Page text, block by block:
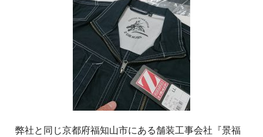
弊社と同じ京都府福知山市にある舗装工事会社『景福